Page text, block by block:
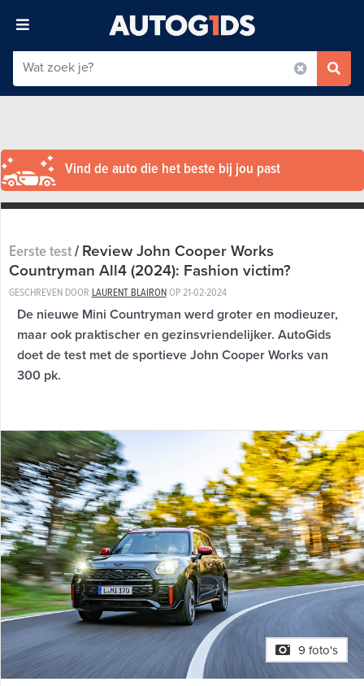
Vind de auto die het beste bij jou past
Eerste test/Review John Cooper Works
Countryman All4 (2024): Fashion victim?
GESCHREVEN DOOR LAURENT BLAIRONOP 21-02-2024
De nieuwe Mini Countryman werd groter en modieuzer,
maar ook praktischer en gezinsvriendelijker. AutoGids
doet de test met de sportieve John Cooper Works van
300 pk.
9 foto's